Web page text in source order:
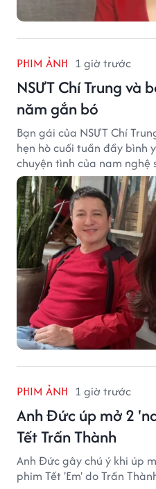
PHIM ẢNH 1 giờ trước
NSƯT Chí Trung và
năm gắn bó
Bạn gái của NSƯT Chí
hẹn hò cuối tuần đầy bình
chuyện tình của nam nghệ
nhận được sự quan tâm từ
PHIM ẢNH 1 giờ trước
Anh Đức úp mở 2
Tết Trấn Thành
Anh Đức gây chú ý khi úp
phim Tết 'Em' do Trấn